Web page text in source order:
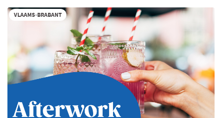
Moors,
Permanent
Vertegenwoordiger
van
België
de
Europese
VLAAMS-BRABANT